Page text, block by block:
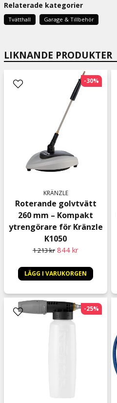
LIKNANDE PRODUKTER
KRÄNZLE
Roterande golvtvätt
260 mm – Kompakt
ytrengörare för Kränzle
K1050
1 213 kr 844 kr
LÄGG I VARUKORGEN
-30%
-25%
Relaterade kategorier
Tvätthall Garage & Tillbehör